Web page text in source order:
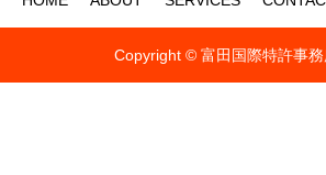
Copyright © 富田国際特許事